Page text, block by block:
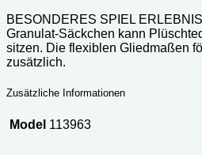
BESONDERES SPIEL
Granulat-Säckchen kann
sitzen. Die flexiblen Gliedmaßen
zusätzlich.
Zusätzliche Informationen
Model 113963